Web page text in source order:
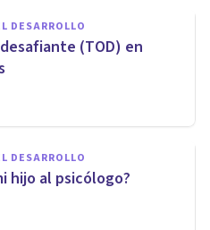
DESARROLLO
(TOD) en
DESARROLLO
hijo al psicólogo?
DESARROLLO
en
para ayudar